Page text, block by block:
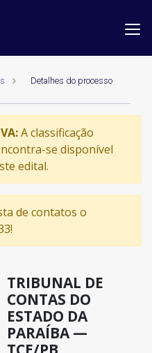
Detalhes do processo
A classificação
se disponível
edital.
de contatos o
TRIBUNAL DE
CONTAS DO
ESTADO DA
PARAÍBA —